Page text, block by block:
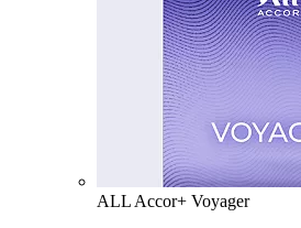
ALL Accor+ Voyager